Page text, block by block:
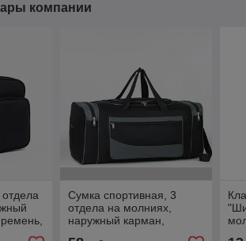
компании
Сумка спортивная, 3
отдела на молниях,
наружный карман,